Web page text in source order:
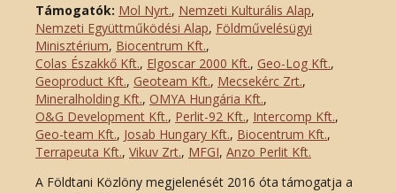
Támogatók: Mol Nyrt., Nemzeti Kulturális Alap,
Nemzeti Együttműködési Alap, Földművelésügyi
Minisztérium, Biocentrum Kft.,
Colas Északkő Kft., Elgoscar 2000 Kft., Geo-Log Kft.,
Geoproduct Kft., Geoteam Kft., Mecsekérc Zrt.,
Mineralholding Kft., OMYA Hungária Kft.,
O&G Development Kft., Perlit-92 Kft., Intercomp Kft.,
Geo-team Kft., Josab Hungary Kft., Biocentrum Kft.,
Terrapeuta Kft., Vikuv Zrt., MFGI, Anzo Perlit Kft.
A Földtani Közlöny megjelenését 2016 óta támogatja a